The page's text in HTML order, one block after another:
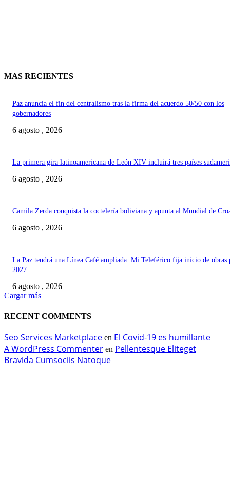
MAS RECIENTES
Paz anuncia el fin del centralismo tras la firma del acuerdo 50/50 con los
gobernadores
6 agosto , 2026
La primera gira latinoamericana de León XIV incluirá tres países
6 agosto , 2026
Camila Zerda conquista la coctelería boliviana y apunta al Mundial de
6 agosto , 2026
La Paz tendrá una Línea Café ampliada: Mi Teleférico fija inicio de obras
2027
6 agosto , 2026
Cargar más
RECENT COMMENTS
Seo Services Marketplace en El Covid-19 es humillante
A WordPress Commenter en Pellentesque Eliteget
Bravida Cumsociis Natoque